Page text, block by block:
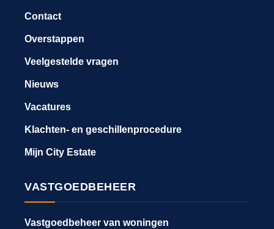
Contact
Overstappen
Veelgestelde vragen
Nieuws
Vacatures
Klachten- en geschillenprocedure
Mijn City Estate
VASTGOEDBEHEER
Vastgoedbeheer van woningen